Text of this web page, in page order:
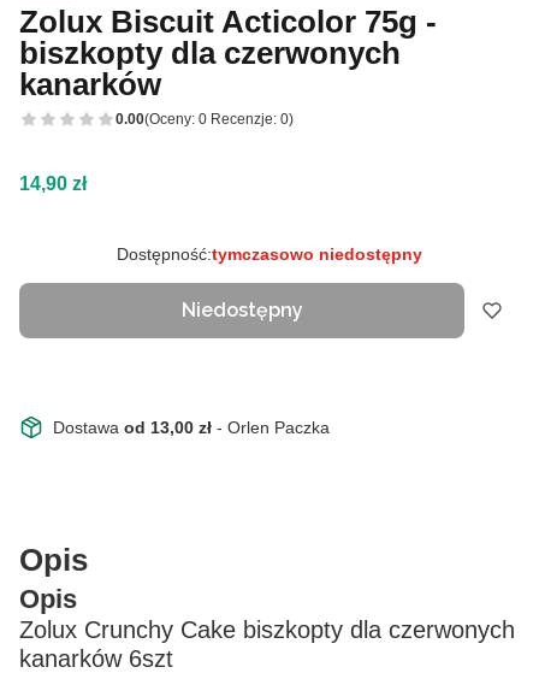
Zolux Biscuit Acticolor 75g -
biszkopty dla czerwonych
kanarków
0.00(Oceny: 0 Recenzje: 0)
Cena
14,90 zł
Dostępność:tymczasowo niedostępny
Niedostępny
Dostawa od 13,00 zł - Orlen Paczka
Opis
Opis
Zolux Crunchy Cake biszkopty dla czerwonych
kanarków 6szt